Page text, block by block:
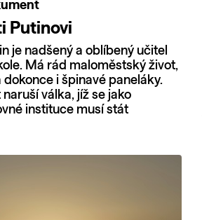
Putinovi
je nadšený a oblíbený učitel
Má rád maloměstský život,
i špinavé paneláky.
válka, jíž se jako
instituce musí stát